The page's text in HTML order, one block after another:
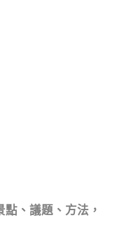
、議題、方法，